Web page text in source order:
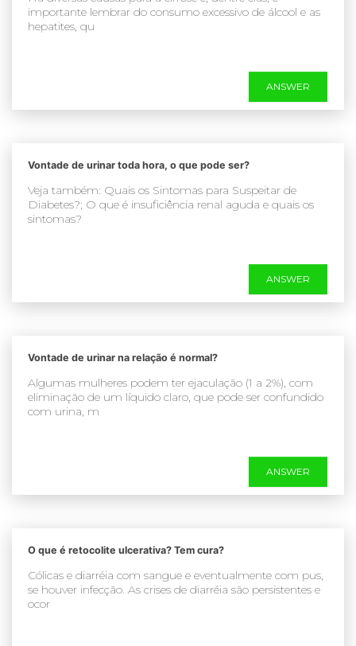
importante lembrar do consumo excessivo de álcool e as
hepatites, qu
ANSWER
Vontade de urinar toda hora, o que pode ser?
Veja também: Quais os Sintomas para Suspeitar de
Diabetes?; O que é insuficiência renal aguda e quais os
sintomas?
ANSWER
Vontade de urinar na relação é normal?
Algumas mulheres podem ter ejaculação (1 a 2%), com
eliminação de um líquido claro, que pode ser confundido
com urina, m
ANSWER
O que é retocolite ulcerativa? Tem cura?
Cólicas e diarréia com sangue e eventualmente com pus,
se houver infecção. As crises de diarréia são persistentes e
ocor